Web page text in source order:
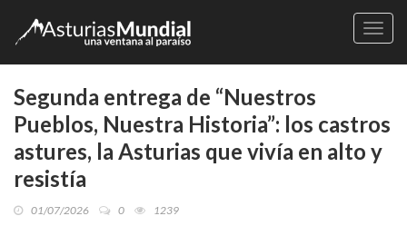
Segunda entrega de “Nuestros
Pueblos, Nuestra Historia”: los castros
astures, la Asturias que vivía en alto y
resistía
01/07/2026 0 1239